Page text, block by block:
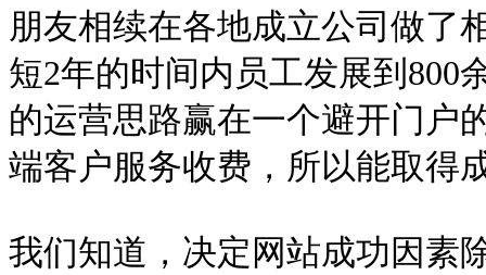
朋友相续在各地成立公司做了
短2年的时间内员工发展到800
的运营思路赢在一个避开门户
端客户服务收费，所以能取得
我们知道，决定网站成功因素